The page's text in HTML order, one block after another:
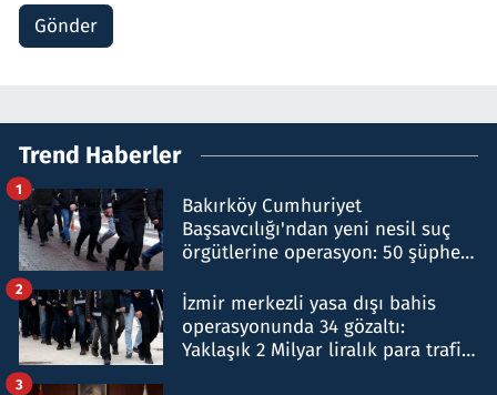
Gönder
Trend Haberler
Bakırköy Cumhuriyet
Başsavcılığı'ndan yeni nesil suç
örgütlerine operasyon: 50 şüpheli
1
İzmir merkezli yasa dışı bahis
operasyonunda 34 gözaltı:
Yaklaşık 2 Milyar liralık para trafiği
2
3